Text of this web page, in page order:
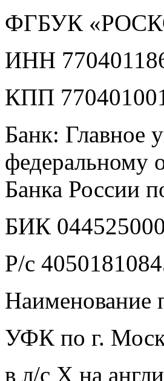
ФГБУК
ИНН
КПП
Банк: Главное
федеральному
Банка России
БИК 044525000
Р/с
Наименование
УФК по г.
в л/с X на